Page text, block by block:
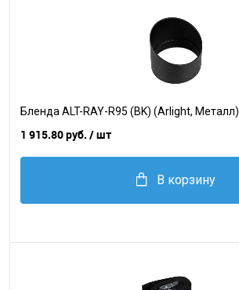
Бленда ALT-RAY-R95 (BK) (Arlight, Металл)
1 915.80 руб. / шт
В корзину